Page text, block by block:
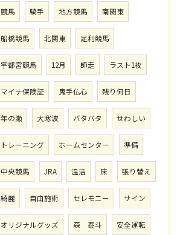
競馬 騎手 地方競馬 南関東
船橋競馬 北関東 足利競馬
宇都宮競馬 12月 師走 ラスト1枚
マイナ保険証 鬼手仏心 残り何日
年の瀬 大寒波 バタバタ せわしい
トレーニング ホームセンター 準備
中央競馬 JRA 温活 床 張り替え
綺麗 自由施術 セレモニー サイン
オリジナルグッズ 森 泰斗 安全運転